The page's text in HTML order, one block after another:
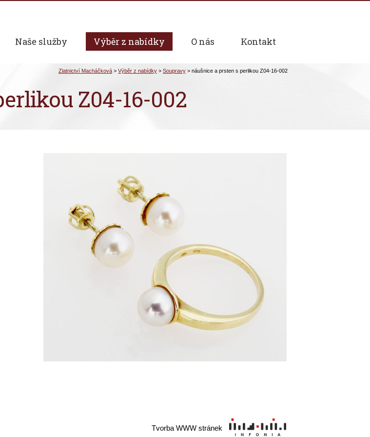
Z04-16-002
Naše služby Výběr z nabídky O nás Kontakt
Tvorba WWW stránek